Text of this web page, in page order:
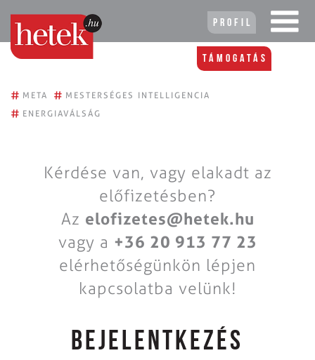
Profil
Támogatás
# META # MESTERSÉGES INTELLIGENCIA
# ENERGIAVÁLSÁG
Kérdése van, vagy elakadt az
előfizetésben?
Az elofizetes@hetek.hu
vagy a +36 20 913 77 23
elérhetőségünkön lépjen
kapcsolatba velünk!
BEJELENTKEZÉS